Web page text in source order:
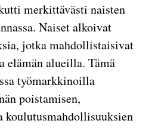
merkittävästi naisten
Naiset alkoivat
jotka mahdollistaisivat
elämän alueilla. Tämä
työmarkkinoilla
poistamisen,
koulutusmahdollisuuksien